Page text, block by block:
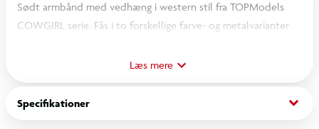
Sødt armbånd med vedhæng i western stil fra TOPModels
COWGIRL serie. Fås i to forskellige farve- og metalvarianter
har lyserdø cowboyhat og -støvle samt turkis stjerne,
sølvfarvet armbånd har pink cowboyhat, lilla cowboystøvle
samt lyserød stjerne. Armbåndene er justerbare i længden: 18
cm plus 5 cm.
Læs mere
Specifikationer keyboard_arrow_down